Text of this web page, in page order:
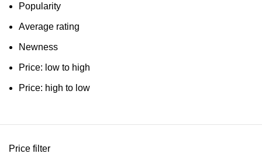
Popularity
Average rating
Newness
Price: low to high
Price: high to low
Price filter